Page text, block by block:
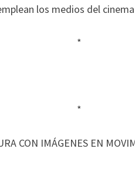
los medios del
*
*
CON IMÁGENES EN